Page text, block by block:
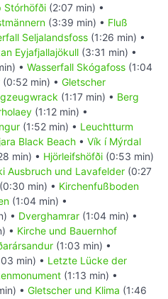
Stórhöfði (2:07 min) •
(3:39 min) • Fluß
Seljalandsfoss (1:26 min) •
Eyjafjallajökull (3:31 min) •
• Wasserfall Skógafoss (1:04
(0:52 min) • Gletscher
(1:17 min) • Berg
(1:12 min) •
(1:52 min) • Leuchtturm
Black Beach • Vík í Mýrdal
min) • Hjörleifshöfði (0:53 min)
Ausbruch und Lavafelder (0:27
(0:30 min) • Kirchenfußboden
(1:04 min) •
• Dverghamrar (1:04 min) •
• Kirche und Bauernhof
(1:03 min) •
min) • Letzte Lücke der
(1:13 min) •
• Gletscher und Klima (1:46